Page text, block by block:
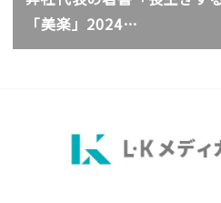
「美楽」2024…